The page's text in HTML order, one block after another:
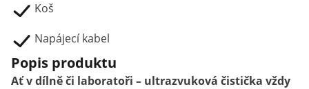
Koš
Napájecí kabel
Popis produktu
Ať v dílně či laboratoři – ultrazvuková čistička vždy